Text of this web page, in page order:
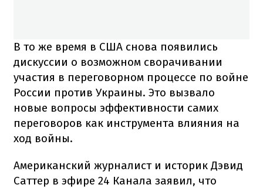
В то же время в США снова появились
дискуссии о возможном сворачивании
участия в переговорном процессе по войне
России против Украины. Это вызвало
новые вопросы эффективности самих
переговоров как инструмента влияния на
ход войны.
Американский журналист и историк Дэвид
Саттер в эфире 24 Канала заявил, что